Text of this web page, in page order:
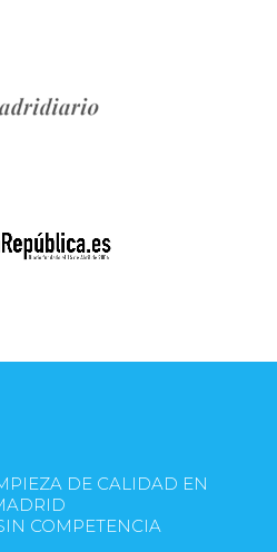
DE CALIDAD EN
COMPETENCIA